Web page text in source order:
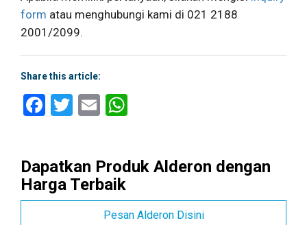
form atau menghubungi kami di 021 2188
2001/2099.
Share this article:
Facebook
Twitter
Email
Dapatkan Produk Alderon dengan
Harga Terbaik
Pesan Alderon Disini